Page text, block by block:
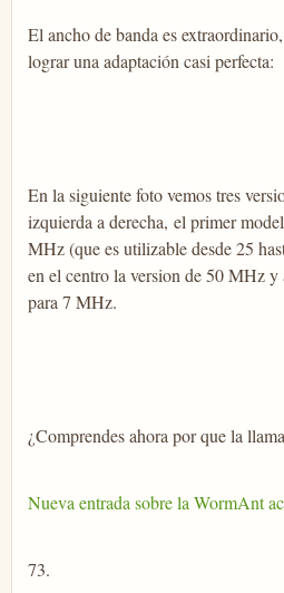
El ancho de banda es
lograr una adaptación casi perfecta:
En la siguiente foto vemos tres
izquierda a derecha, el primer
MHz (que es utilizable desde 25
en el centro la version de 50 MHz y
para 7 MHz.
¿Comprendes ahora por que la
Nueva entrada sobre la WormAnt
73.